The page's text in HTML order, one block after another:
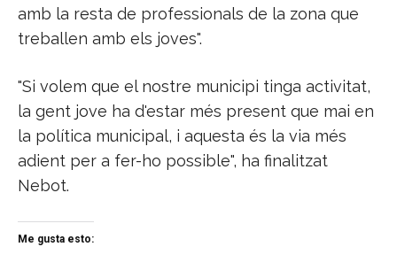
amb la resta de professionals de la zona que
treballen amb els joves".
"Si volem que el nostre municipi tinga activitat,
la gent jove ha d'estar més present que mai en
la política municipal, i aquesta és la via més
adient per a fer-ho possible", ha finalitzat
Nebot.
Me gusta esto: